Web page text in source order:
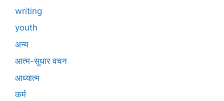
writing
youth
अन्य
आत्म-सुधार वचन
आध्यात्म
कर्म